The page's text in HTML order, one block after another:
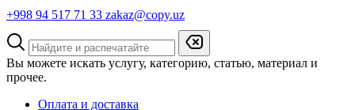
+998 94 517 71 33 zakaz@copy.uz
Вы можете искать услугу, категорию, статью, материал и
прочее.
Оплата и доставка